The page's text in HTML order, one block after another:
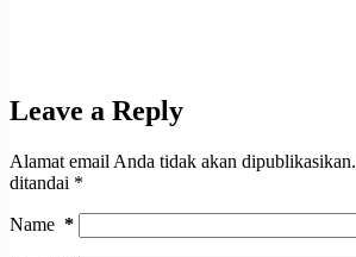
Leave a Reply
Alamat email Anda tidak akan dipublikasikan.
ditandai *
Name *